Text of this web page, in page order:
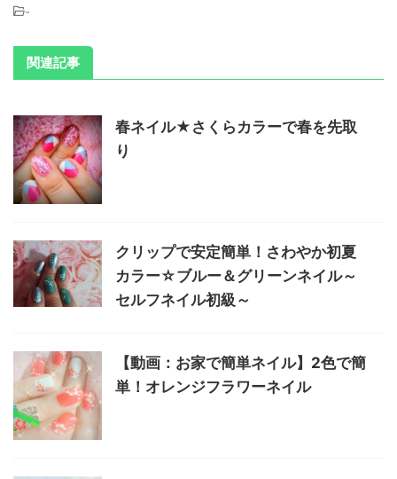
-
関連記事
春ネイル★さくらカラーで春を先取
り
クリップで安定簡単！さわやか初夏
カラー☆ブルー＆グリーンネイル～
セルフネイル初級～
【動画：お家で簡単ネイル】2色で簡
単！オレンジフラワーネイル